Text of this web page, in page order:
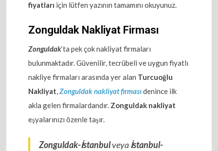
fiyatları için lütfen yazının tamamını okuyunuz.
Zonguldak Nakliyat Firması
Zonguldak‘ta pek çok nakliyat firmaları
bulunmaktadır. Güvenilir, tecrübeli ve uygun fiyatlı
nakliye firmaları arasında yer alan Turcuoğlu
Nakliyat,Zonguldak nakliyat firmasıdenince ilk
akla gelen firmalardandır. Zonguldak nakliyat
eşyalarınızı özenle taşır.
Zonguldak-İstanbulveyaİstanbul-